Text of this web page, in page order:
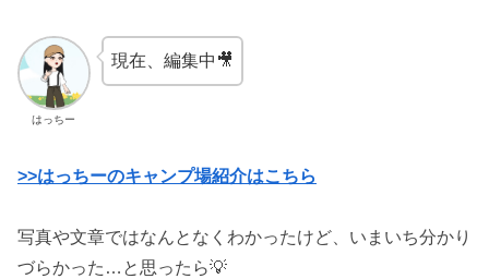
はっちー
現在、編集中🎥
>>はっちーのキャンプ場紹介はこちら
写真や文章ではなんとなくわかったけど、いまいち分かり
づらかった…と思ったら💡